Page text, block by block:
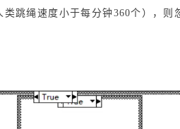
类跳绳速度小于每分钟360个），则